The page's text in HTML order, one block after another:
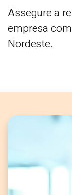
Assegure a
empresa
Nordeste.